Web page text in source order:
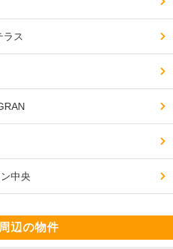
道を無視して堂々と渡るので
ラス
中央
辺の物件